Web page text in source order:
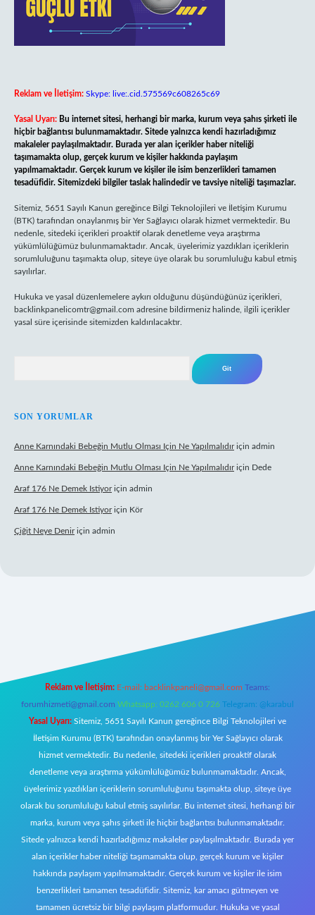
Reklam ve İletişim: Skype: live:.cid.575569c608265c69
Yasal Uyarı: Bu internet sitesi, herhangi bir marka, kurum veya şahıs şirketi ile
hiçbir bağlantısı bulunmamaktadır. Sitede yalnızca kendi hazırladığımız
makaleler paylaşılmaktadır. Burada yer alan içerikler haber niteliği
taşımamakta olup, gerçek kurum ve kişiler hakkında paylaşım
yapılmamaktadır. Gerçek kurum ve kişiler ile isim benzerlikleri tamamen
tesadüfidir. Sitemizdeki bilgiler taslak halindedir ve tavsiye niteliği taşımazlar.
Sitemiz, 5651 Sayılı Kanun gereğince Bilgi Teknolojileri ve İletişim Kurumu
(BTK) tarafından onaylanmış bir Yer Sağlayıcı olarak hizmet vermektedir. Bu
nedenle, sitedeki içerikleri proaktif olarak denetleme veya araştırma
yükümlülüğümüz bulunmamaktadır. Ancak, üyelerimiz yazdıkları içeriklerin
sorumluluğunu taşımakta olup, siteye üye olarak bu sorumluluğu kabul etmiş
sayılırlar.
Hukuka ve yasal düzenlemelere aykırı olduğunu düşündüğünüz içerikleri,
backlinkpanelicomtr@gmail.com adresine bildirmeniz halinde, ilgili içerikler
yasal süre içerisinde sitemizden kaldırılacaktır.
SON YORUMLAR
Anne Karnındaki Bebeğin Mutlu Olması Için Ne Yapılmalıdıriçin admin
Anne Karnındaki Bebeğin Mutlu Olması Için Ne Yapılmalıdıriçin Dede
Araf 176 Ne Demek Istiyoriçin admin
Araf 176 Ne Demek Istiyoriçin Kör
Çiğit Neye Deniriçin admin
Reklam ve İletişim: E-mail: backlinkpaneli@gmail.com Teams:
forumhizmeti@gmail.com Whatsapp: 0262 606 0 726 Telegram: @karabul
Yasal Uyarı: Sitemiz, 5651 Sayılı Kanun gereğince Bilgi Teknolojileri ve
İletişim Kurumu (BTK) tarafından onaylanmış bir Yer Sağlayıcı olarak
hizmet vermektedir. Bu nedenle, sitedeki içerikleri proaktif olarak
denetleme veya araştırma yükümlülüğümüz bulunmamaktadır. Ancak,
üyelerimiz yazdıkları içeriklerin sorumluluğunu taşımakta olup, siteye üye
olarak bu sorumluluğu kabul etmiş sayılırlar. Bu internet sitesi, herhangi bir
marka, kurum veya şahıs şirketi ile hiçbir bağlantısı bulunmamaktadır.
Sitede yalnızca kendi hazırladığımız makaleler paylaşılmaktadır. Burada yer
alan içerikler haber niteliği taşımamakta olup, gerçek kurum ve kişiler
hakkında paylaşım yapılmamaktadır. Gerçek kurum ve kişiler ile isim
benzerlikleri tamamen tesadüfidir. Sitemiz, kar amacı gütmeyen ve
tamamen ücretsiz bir bilgi paylaşım platformudur. Hukuka ve yasal